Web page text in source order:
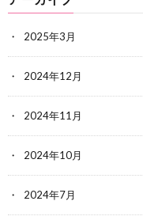
2025年3月
2024年12月
2024年11月
2024年10月
2024年7月